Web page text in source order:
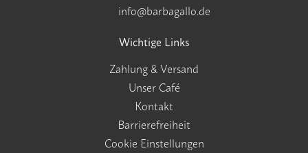
info@barbagallo.de
Wichtige Links
Zahlung & Versand
Unser Café
Kontakt
Barrierefreiheit
Cookie Einstellungen